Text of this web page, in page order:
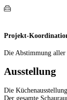
Projekt-
Die Abstimmung aller
Ausstellung
Die
Der gesamte